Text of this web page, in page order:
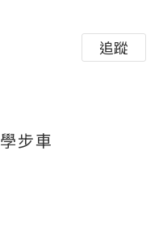
追蹤
步車